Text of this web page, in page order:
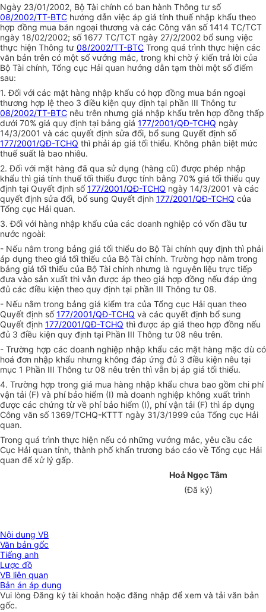
Ngày 23/01/2002, Bộ Tài chính có ban hành Thông tư số
08/2002/TT-BTC hướng dẫn việc áp giá tính thuế nhập khẩu theo
hợp đồng mua bán ngoại thương và các Công văn số 1414 TC/TCT
ngày 18/02/2002; số 1677 TC/TCT ngày 27/2/2002 bổ sung việc
thực hiện Thông tư 08/2002/TT-BTC Trong quá trình thực hiện các
văn bản trên có một số vướng mắc, trong khi chờ ý kiến trả lời của
Bộ Tài chính, Tổng cục Hải quan hướng dẫn tạm thời một số điểm
sau:
1. Đối với các mặt hàng nhập khẩu có hợp đồng mua bán ngoại
thương hợp lệ theo 3 điều kiện quy định tại phần III Thông tư
08/2002/TT-BTC nêu trên nhưng giá nhập khẩu trên hợp đồng thấp
dưới 70% giá quy định tại bảng giá 177/2001/QĐ-TCHQ ngày
14/3/2001 và các quyết định sửa đổi, bổ sung Quyết định số
177/2001/QĐ-TCHQ thì phải áp giá tối thiểu. Không phân biệt mức
thuế suất là bao nhiêu.
2. Đối với mặt hàng đã qua sử dụng (hàng cũ) được phép nhập
khẩu thì giá tính thuế tối thiểu được tính bằng 70% giá tối thiểu quy
định tại Quyết định số177/2001/QĐ-TCHQ ngày 14/3/2001 và các
quyết định sửa đổi, bổ sung Quyết định 177/2001/QĐ-TCHQ của
Tổng cục Hải quan.
3. Đối với hàng nhập khẩu của các doanh nghiệp có vốn đầu tư
nước ngoài:
- Nếu nằm trong bảng giá tối thiểu do Bộ Tài chính quy định thì phải
áp dụng theo giá tối thiểu của Bộ Tài chính. Trường hợp nằm trong
bảng giá tối thiểu của Bộ Tài chính nhưng là nguyên liệu trực tiếp
đưa vào sản xuất thì vẫn được áp theo giá hợp đồng nếu đáp ứng
đủ các điều kiện theo quy định tại phần III Thông tư 08.
- Nếu nằm trong bảng giá kiểm tra của Tổng cục Hải quan theo
Quyết định số177/2001/QĐ-TCHQ và các quyết định bổ sung
Quyết định 177/2001/QĐ-TCHQ thì được áp giá theo hợp đồng nếu
đủ 3 điều kiện quy định tại Phần III Thông tư 08 nêu trên.
- Trường hợp các doanh nghiệp nhập khẩu các mặt hàng mặc dù có
hoá đơn nhập khẩu nhưng không đáp ứng đủ 3 điều kiện nêu tại
mục 1 Phần III Thông tư 08 nêu trên thì vẫn bị áp giá tối thiểu.
4. Trường hợp trong giá mua hàng nhập khẩu chưa bao gồm chi phí
vận tải (F) và phí bảo hiểm (I) mà doanh nghiệp không xuất trình
được các chứng từ về phí bảo hiểm (I), phí vận tải (F) thì áp dụng
Công văn số 1369/TCHQ-KTTT ngày 31/3/1999 của Tổng cục Hải
quan.
Trong quá trình thực hiện nếu có những vướng mắc, yêu cầu các
Cục Hải quan tỉnh, thành phố khẩn trương báo cáo về Tổng cục Hải
quan để xử lý gấp.
Hoả Ngọc Tâm
(Đã ký)
Nội dung VB
Văn bản gốc
Tiếng anh
Lược đồ
VB liên quan
Bản án áp dụng
Vui lòngĐăng ký tài khoản hoặc đăng nhập để xem và tải văn bản
gốc.